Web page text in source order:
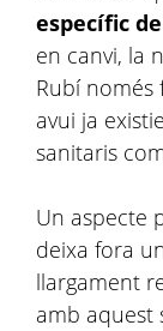
específic
en canvi, la
Rubí només
avui ja
sanitaris
Un aspecte
deixa fora
llargament
amb aquest